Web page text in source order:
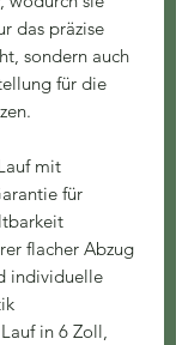
das präzise
sondern auch
für die
mit
für
flacher Abzug
individuelle
in 6 Zoll,